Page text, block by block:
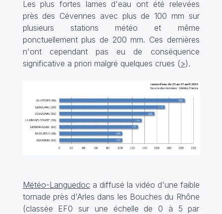
Les plus fortes lames d'eau ont été relevées
près des Cévennes avec plus de 100 mm sur
plusieurs stations météo et même
ponctuellement plus de 200 mm. Ces dernières
n'ont cependant pas eu de conséquence
significative a priori malgré quelques crues (>).
Météo-Languedoc a diffusé la vidéo d'une faible
tornade près d'Arles dans les Bouches du Rhône
(classée EF0 sur une échelle de 0 à 5 par